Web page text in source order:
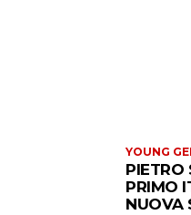
YOUNG
PIETRO
PRIMO
NUOVA